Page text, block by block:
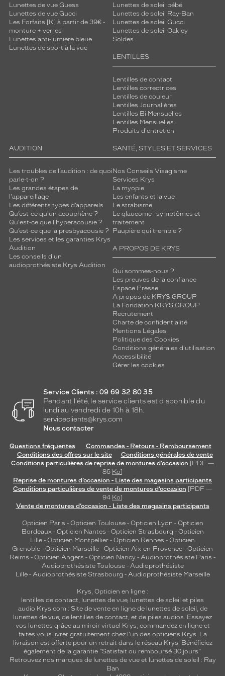
Lunettes de vue Guess
Lunettes de vue Gucci
Les Forfaits [K] à partir de 39€ -
monture + verres
Lunettes anti-lumière bleue
Lunettes de sport à la vue
Lunettes de soleil bébé
Lunettes de soleil Ray-Ban
Lunettes de soleil Gucci
Lunettes de soleil Oakley
Soldes
LENTILLES
Lentilles de contact
Lentilles correctrices
Lentilles de couleur
Lentilles Journalières
Lentilles Bi Mensuelles
Lentilles Mensuelles
Produits d'entretien
AUDITION
Les troubles de l’audition : de quoi
parle-t-on ?
Les grandes étapes de
l'appareillage
Les différents types d’appareils
Qu’est-ce qu'un acouphène ?
Qu'est-ce que l'hyperacousie ?
Qu’est-ce que la presbyacousie ?
Les services et les garanties Krys
Audition
Les conseils d'un
audioprothésiste Krys Audition
SANTÉ, STYLES ET SERVICES
Nos Conseils Visagisme
Services Krys
La myopie
Les enfants et la vue
Le strabisme
Le glaucome : symptômes et
traitement
Paupière qui tremble ?
A PROPOS DE KRYS
Qui sommes-nous ?
Les preuves de la confiance
Espace Presse
A propos de KRYS GROUP
La Fondation KRYS GROUP
Recrutement
Charte de confidentialité
Mentions Légales
Politique des Cookies
Conditions générales d'utilisation
Accessibilité
Gérer les cookies
Service Clients : 09 69 32 80 35
Pendant l'été, le service clients est disponible du
lundi au vendredi de 10h à 18h.
serviceclients@krys.com
Nous contacter
Questions fréquentes
Commandes - Retours - Remboursement
Conditions des offres sur le site
Conditions générales de vente
Conditions particulières de reprise de montures d’occasion [PDF —
86 Ko]
Reprise de montures d’occasion - Liste des magasins participants
Conditions particulières de vente de montures d’occasion [PDF —
94 Ko]
Vente de montures d’occasion - Liste des magasins participants
Opticien Paris - Opticien Toulouse- Opticien Lyon - Opticien
Bordeaux- Opticien Nantes - Opticien Strasbourg - Opticien
Lille - Opticien Montpellier - Opticien Rennes - Opticien
Grenoble - Opticien Marseille - Opticien Aix-en-Provence - Opticien
Reims - Opticien Angers - Opticien Nancy - Audioprothésiste Paris -
Audioprothésiste Toulouse- Audioprothésiste
Lille- Audioprothésiste Strasbourg - Audioprothésiste Marseille
Krys, Opticien en ligne :
lentilles de contact, lunettes de vue, lunettes de soleil et piles
audio Krys.com : Site de vente en ligne de lunettes de soleil, de
lunettes de vue, de lentilles de contact, et de piles audios. Essayez
vos lunettes grâce au miroir virtuel Krys, commandez en ligne et
faites vous livrer gratuitement chez l'un des opticiens Krys. La
livraison est offerte pour un retrait dans le réseau Krys. Bénéficiez
également de la garantie "Satisfait ou remboursé 30 jours".
Retrouvez nos marques de lunettes de vue et lunettes de soleil : Ray
Ban